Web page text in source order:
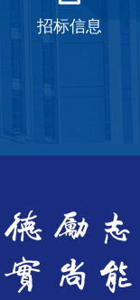
招标信息